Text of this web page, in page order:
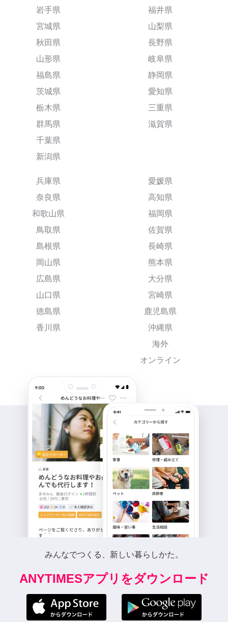
岩手県
宮城県
秋田県
山形県
福島県
茨城県
栃木県
群馬県
千葉県
新潟県
福井県
山梨県
長野県
岐阜県
静岡県
愛知県
三重県
滋賀県
兵庫県
奈良県
和歌山県
鳥取県
島根県
岡山県
広島県
山口県
徳島県
香川県
愛媛県
高知県
福岡県
佐賀県
長崎県
熊本県
大分県
宮崎県
鹿児島県
沖縄県
海外
オンライン
みんなでつくる、新しい暮らしかた。
ANYTIMESアプリをダウンロード